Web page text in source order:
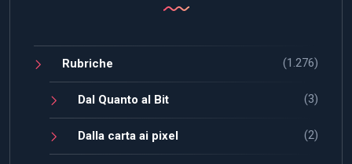
Rubriche (1.276)
Dal Quanto al Bit (3)
Dalla carta ai pixel (2)